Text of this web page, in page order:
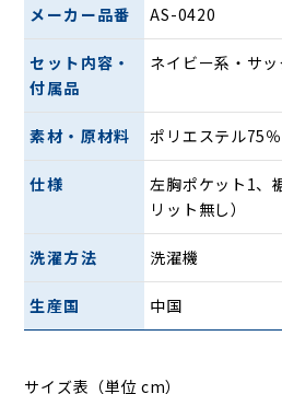
メーカー品番 AS-0420
セット内容・
付属品
ネイビー系・サ
素材・原材料 ポリエステル75
仕様
左胸ポケット1、
リット無し）
洗濯方法 洗濯機
生産国 中国
サイズ表（単位 cm）